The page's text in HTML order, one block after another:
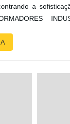
a
au...